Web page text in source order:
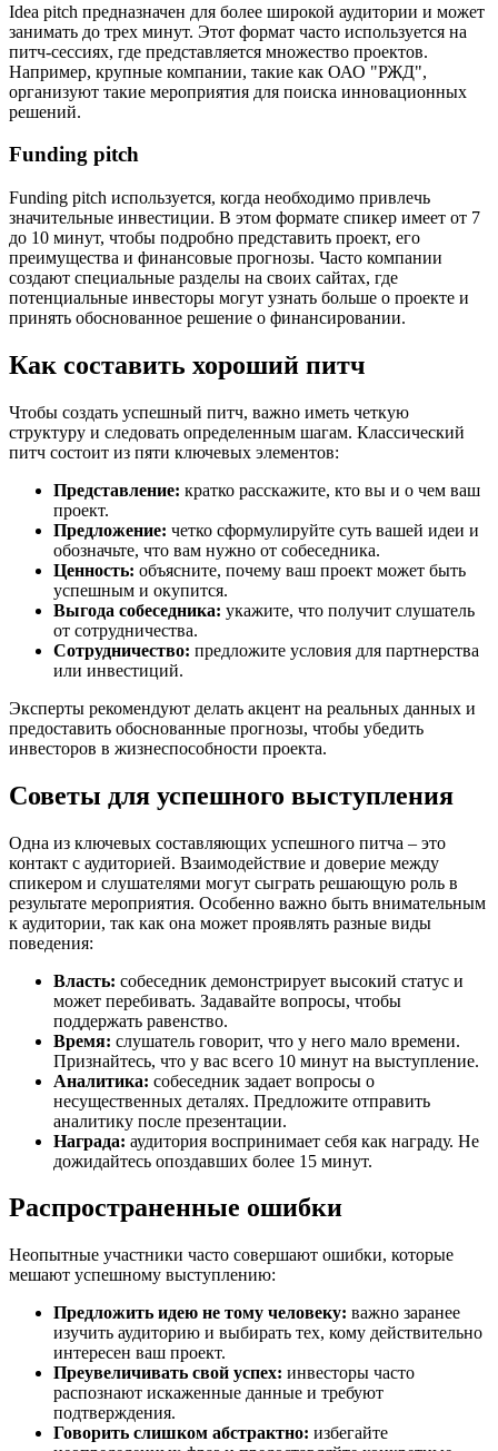
Idea pitch предназначен для более широкой аудитории и может
занимать до трех минут. Этот формат часто используется на
питч-сессиях, где представляется множество проектов.
Например, крупные компании, такие как ОАО "РЖД",
организуют такие мероприятия для поиска инновационных
решений.
Funding pitch
Funding pitch используется, когда необходимо привлечь
значительные инвестиции. В этом формате спикер имеет от 7
до 10 минут, чтобы подробно представить проект, его
преимущества и финансовые прогнозы. Часто компании
создают специальные разделы на своих сайтах, где
потенциальные инвесторы могут узнать больше о проекте и
принять обоснованное решение о финансировании.
Как составить хороший питч
Чтобы создать успешный питч, важно иметь четкую
структуру и следовать определенным шагам. Классический
питч состоит из пяти ключевых элементов:
Представление: кратко расскажите, кто вы и о чем ваш
проект.
Предложение: четко сформулируйте суть вашей идеи и
обозначьте, что вам нужно от собеседника.
Ценность: объясните, почему ваш проект может быть
успешным и окупится.
Выгода собеседника: укажите, что получит слушатель
от сотрудничества.
Сотрудничество: предложите условия для партнерства
или инвестиций.
Эксперты рекомендуют делать акцент на реальных данных и
предоставить обоснованные прогнозы, чтобы убедить
инвесторов в жизнеспособности проекта.
Советы для успешного выступления
Одна из ключевых составляющих успешного питча – это
контакт с аудиторией. Взаимодействие и доверие между
спикером и слушателями могут сыграть решающую роль в
результате мероприятия. Особенно важно быть внимательным
к аудитории, так как она может проявлять разные виды
поведения:
Власть: собеседник демонстрирует высокий статус и
может перебивать. Задавайте вопросы, чтобы
поддержать равенство.
Время: слушатель говорит, что у него мало времени.
Признайтесь, что у вас всего 10 минут на выступление.
Аналитика: собеседник задает вопросы о
несущественных деталях. Предложите отправить
аналитику после презентации.
Награда: аудитория воспринимает себя как награду. Не
дожидайтесь опоздавших более 15 минут.
Распространенные ошибки
Неопытные участники часто совершают ошибки, которые
мешают успешному выступлению:
Предложить идею не тому человеку: важно заранее
изучить аудиторию и выбирать тех, кому действительно
интересен ваш проект.
Преувеличивать свой успех: инвесторы часто
распознают искаженные данные и требуют
подтверждения.
Говорить слишком абстрактно: избегайте